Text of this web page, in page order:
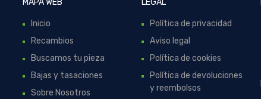
Inicio
Recambios
Buscamos tu pieza
Bajas y tasaciones
Sobre Nosotros
Política de privacidad
Aviso legal
Política de cookies
Política de devoluciones
y reembolsos